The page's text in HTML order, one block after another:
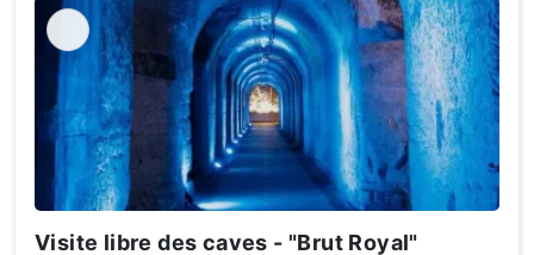
Visite libre des caves - "Brut Royal"